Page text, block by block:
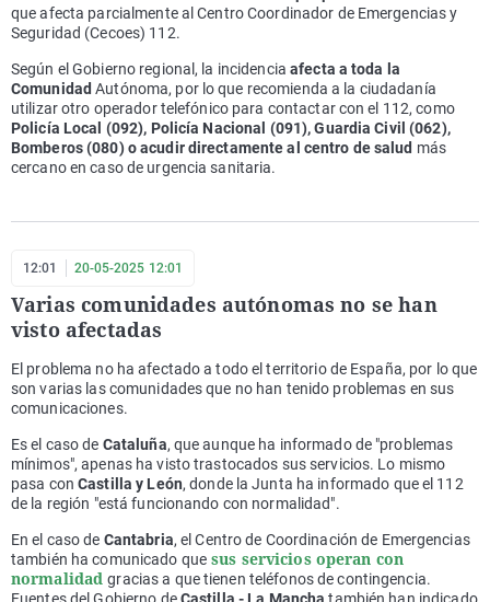
que afecta parcialmente al Centro Coordinador de Emergencias y
Seguridad (Cecoes) 112.
Según el Gobierno regional, la incidencia afecta a toda la
Comunidad Autónoma, por lo que recomienda a la ciudadanía
utilizar otro operador telefónico para contactar con el 112, como
Policía Local (092), Policía Nacional (091), Guardia Civil (062),
Bomberos (080) o acudir directamente al centro de salud más
cercano en caso de urgencia sanitaria.
12:01 20-05-2025 12:01
Varias comunidades autónomas no se han
visto afectadas
El problema no ha afectado a todo el territorio de España, por lo que
son varias las comunidades que no han tenido problemas en sus
comunicaciones.
Es el caso de Cataluña, que aunque ha informado de "problemas
mínimos", apenas ha visto trastocados sus servicios. Lo mismo
pasa conCastilla y León, donde la Junta ha informado que el 112
de la región "está funcionando con normalidad".
En el caso de Cantabria, el Centro de Coordinación de Emergencias
también ha comunicado que sus servicios operan con
normalidadgracias a que tienen teléfonos de contingencia.